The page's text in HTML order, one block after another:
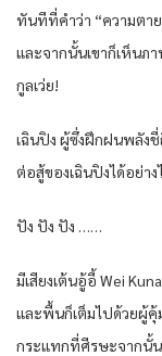
ทันทีที่คำว่า “ความตา
และจากนั้นเขาก็เห็นภ
กูลเว่ย!
เฉินปิง ผู้ซึ่งฝึกฝนพลัง
ต่อสู้ของเฉินปิงได้อย่าง
ปัง ปัง ปัง ……
มีเสียงเต้นอู้อี้ Wei
และพื้นก็เต็มไปด้วยผู้
กระแทกที่ศีรษะจากนั้